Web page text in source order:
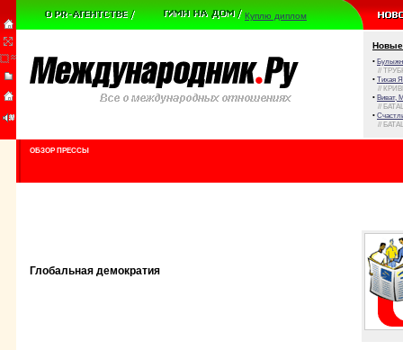
Куплю диплом
Новые
•
//
• Тихая
//
• Виват,
//
•
//
ОБЗОР ПРЕССЫ
Глобальная демократия